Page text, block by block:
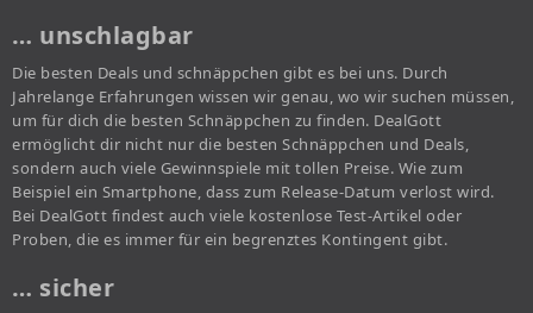
… unschlagbar
Die besten Deals und schnäppchen gibt es bei uns. Durch
Jahrelange Erfahrungen wissen wir genau, wo wir suchen müssen,
um für dich die besten Schnäppchen zu finden. DealGott
ermöglicht dir nicht nur die besten Schnäppchen und Deals,
sondern auch viele Gewinnspiele mit tollen Preise. Wie zum
Beispiel ein Smartphone, dass zum Release-Datum verlost wird.
Bei DealGott findest auch viele kostenlose Test-Artikel oder
Proben, die es immer für ein begrenztes Kontingent gibt.
… sicher